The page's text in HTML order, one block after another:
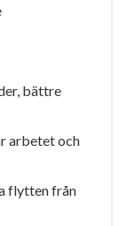
bättre
arbetet och
flytten från